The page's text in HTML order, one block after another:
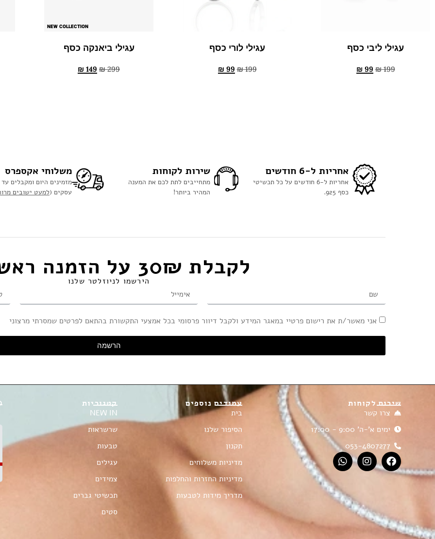
עגילי ליבי כסף
₪199
₪ 99
עגילי לורי כסף
₪199
₪ 99
NEW COLLECTION
עגילי ביאנקה כסף
₪299
₪ 149
אחריות ל-6 חודשים
אחריות ל-6 חודשים על כל תכשיטי
כסף 925.
שירות לקוחות
מתחייבים לתת לכם את המענה
המהיר ביותר!
משלוחי אקספרס
עסקים (למעט ישובים
לקבלת 30₪ על הזמנה ראשונה​
הירשמו לניוזלטר שלנו
אני מאשר/ת את רישום פרטיי במאגר המידע ולקבל דיוור פרסומי בכל אמצעי התקשורת בהתאם לפרטים שמסרתי מרצוני
הרשמה
שירות לקוחות
צרו קשר
ימים א'-ה' 9:00 - 17:00
053-4807277
עמודים נוספים
בית
הסיפור שלנו
תקנון
מדיניות משלוחים
מדיניות החזרות והחלפות
מדריך מידות לטבעות
קטגוריות
NEW IN
שרשראות
טבעות
עגילים
צמידים
תכשיטי גברים
סטים